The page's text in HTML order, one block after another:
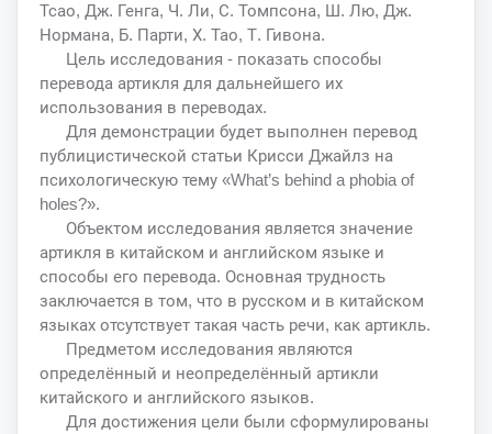
Тсао, Дж. Генга, Ч. Ли, С. Томпсона, Ш. Лю, Дж.
Нормана, Б. Парти, Х. Тао, Т. Гивона.
Цель исследования - показать способы
перевода артикля для дальнейшего их
использования в переводах.
Для демонстрации будет выполнен перевод
публицистической статьи Крисси Джайлз на
психологическую тему «What’s behind a phobia of
holes?».
Объектом исследования является значение
артикля в китайском и английском языке и
способы его перевода. Основная трудность
заключается в том, что в русском и в китайском
языках отсутствует такая часть речи, как артикль.
Предметом исследования являются
определённый и неопределённый артикли
китайского и английского языков.
Для достижения цели были сформулированы